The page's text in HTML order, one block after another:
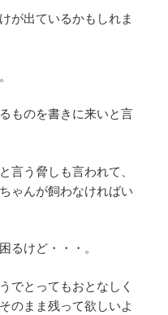
が出ているかもしれま
ものを書きに来いと言
言う脅しも言われて、
ゃんが飼わなければい
るけど・・・。
でとってもおとなしく
のまま残って欲しいよ